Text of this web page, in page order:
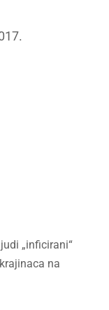
„inficirani“
na